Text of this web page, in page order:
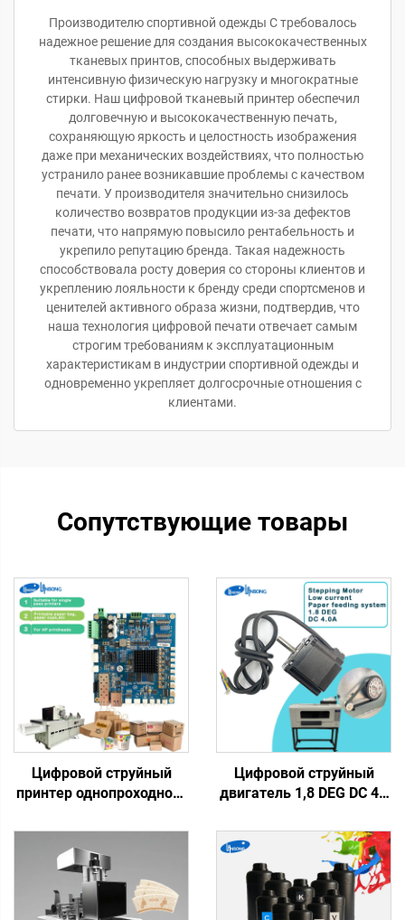
Производителю спортивной одежды C требовалось
надежное решение для создания высококачественных
тканевых принтов, способных выдерживать
интенсивную физическую нагрузку и многократные
стирки. Наш цифровой тканевый принтер обеспечил
долговечную и высококачественную печать,
сохраняющую яркость и целостность изображения
даже при механических воздействиях, что полностью
устранило ранее возникавшие проблемы с качеством
печати. У производителя значительно снизилось
количество возвратов продукции из-за дефектов
печати, что напрямую повысило рентабельность и
укрепило репутацию бренда. Такая надежность
способствовала росту доверия со стороны клиентов и
укреплению лояльности к бренду среди спортсменов и
ценителей активного образа жизни, подтвердив, что
наша технология цифровой печати отвечает самым
строгим требованиям к эксплуатационным
характеристикам в индустрии спортивной одежды и
одновременно укрепляет долгосрочные отношения с
клиентами.
Сопутствующие товары
Цифровой струйный
принтер однопроходного
HP формата A4, для
печати на пакетах,
чашках, веерах,
однопроходная плата
975/972/973/974, водные
Цифровой струйный
двигатель 1,8 DEG DC 4A
Шаговый сервопривод
Шаговый двигатель DTF
для УФ-принтера
Принтер Dtf